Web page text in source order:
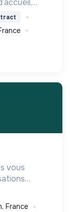
pour leur
femmes
vous
France